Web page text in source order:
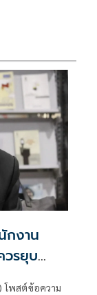
กงาน
รยุบ
โพสต์ข้อความ